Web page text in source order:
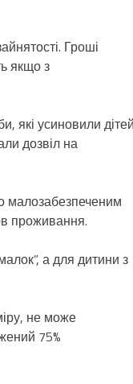
Гроші
якщо з
які усиновили
дозвіл на
малозабезпеченим
проживання.
а для дитини з
не може
75%